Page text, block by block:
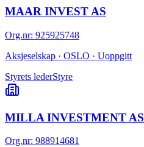
MAAR INVEST AS
Org.nr: 925925748
Aksjeselskap · OSLO · Uoppgitt
Styrets lederStyre
MILLA INVESTMENT AS
Org.nr: 988914681